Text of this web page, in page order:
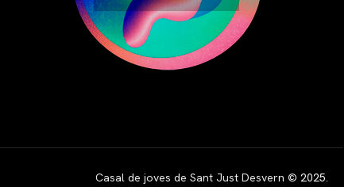
Casal de joves de Sant Just Desvern © 2025.